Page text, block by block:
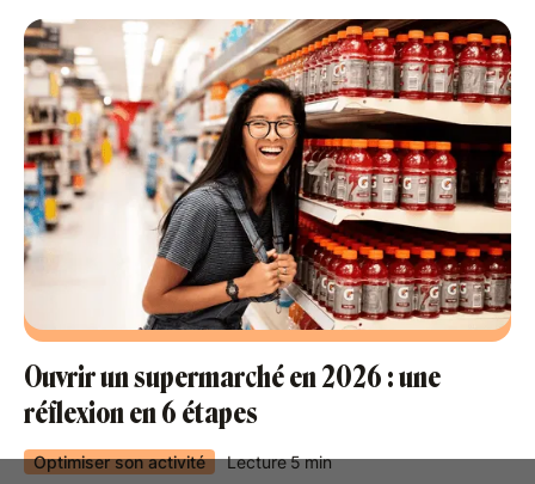
Ouvrir un supermarché en 2026 : une
réflexion en 6 étapes
Optimiser son activité Lecture5min